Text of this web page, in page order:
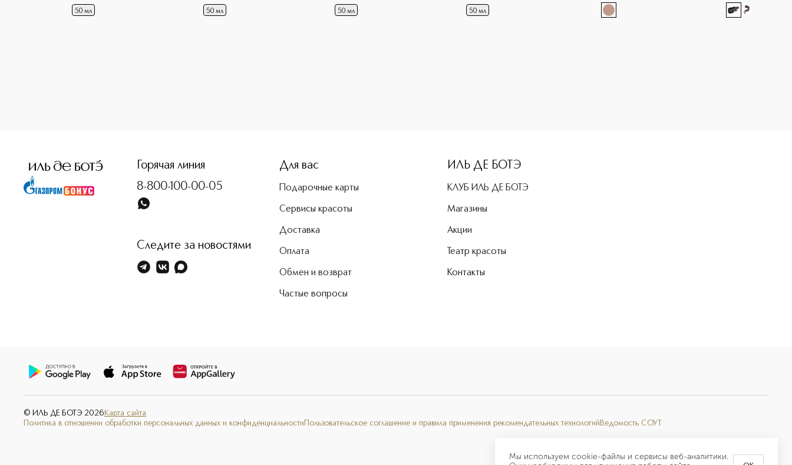
Мы используем cookie-файлы и сервисы веб-аналитики.
50 мл 50 мл 50 мл 50 мл
Горячая линия
8-800-100-00-05
Следите за новостями
Для вас
Подарочные карты
Сервисы красоты
Доставка
Оплата
Обмен и возврат
Частые вопросы
ИЛЬ ДЕ БОТЭ
КЛУБ ИЛЬ ДЕ БОТЭ
Магазины
Акции
Театр красоты
Контакты
© ИЛЬ ДЕ БОТЭ 2026 Карта сайта
Политика в отношении обработки персональных данных и конфиденциальности Пользовательское соглашение и правила применения рекомендательных технологий Ведомость СОУТ